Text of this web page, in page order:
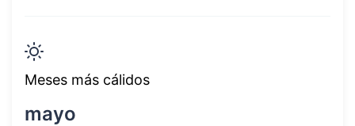
Meses más cálidos
mayo